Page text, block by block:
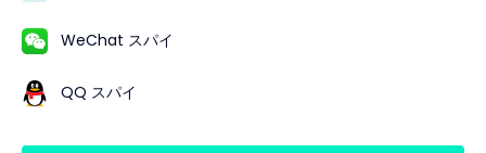
WeChat スパイ
QQ スパイ